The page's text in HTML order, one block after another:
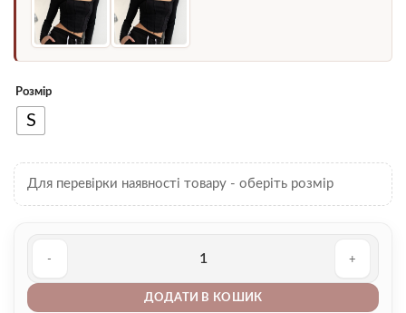
Розмір
S
Для перевірки наявності товару - оберіть розмір
ДОДАТИ В КОШИК